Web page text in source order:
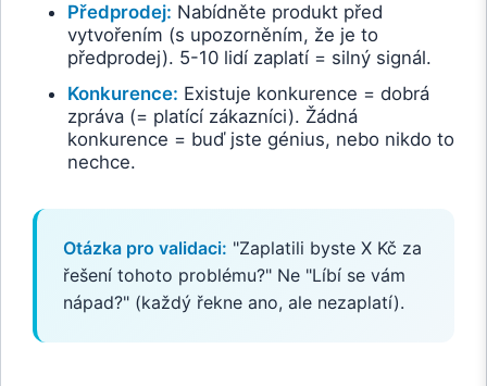
Předprodej: Nabídněte produkt před
vytvořením (s upozorněním, že je to
předprodej). 5-10 lidí zaplatí = silný signál.
Konkurence: Existuje konkurence = dobrá
zpráva (= platící zákazníci). Žádná
konkurence = buď jste génius, nebo nikdo to
nechce.
Otázka pro validaci: "Zaplatili byste X Kč za
řešení tohoto problému?" Ne "Líbí se vám
nápad?" (každý řekne ano, ale nezaplatí).